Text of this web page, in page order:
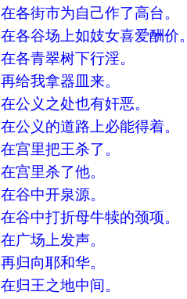
在各街市为自己作了高台。
在各谷场上如妓女喜爱酬价。
在各青翠树下行淫。
再给我拿器皿来。
在公义之处也有奸恶。
在公义的道路上必能得着。
在宫里把王杀了。
在宫里杀了他。
在谷中开泉源。
在谷中打折母牛犊的颈项。
在广场上发声。
再归向耶和华。
在归王之地中间。